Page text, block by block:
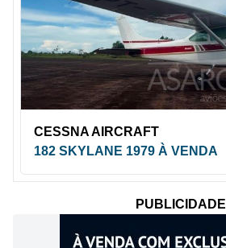
CESSNA AIRCRAFT
182 SKYLANE 1979 À VENDA
PUBLICIDADE